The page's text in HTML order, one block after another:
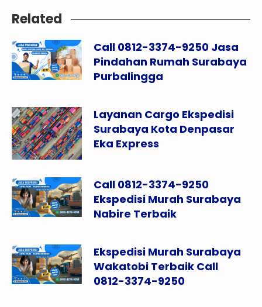
Related
Call 0812-3374-9250 Jasa
Pindahan Rumah Surabaya
Purbalingga
Layanan Cargo Ekspedisi
Surabaya Kota Denpasar
Eka Express
Call 0812-3374-9250
Ekspedisi Murah Surabaya
Nabire Terbaik
Ekspedisi Murah Surabaya
Wakatobi Terbaik Call
0812-3374-9250